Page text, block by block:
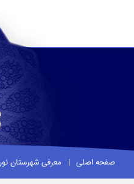
صفحه اصلی معرفی شهرستان نور